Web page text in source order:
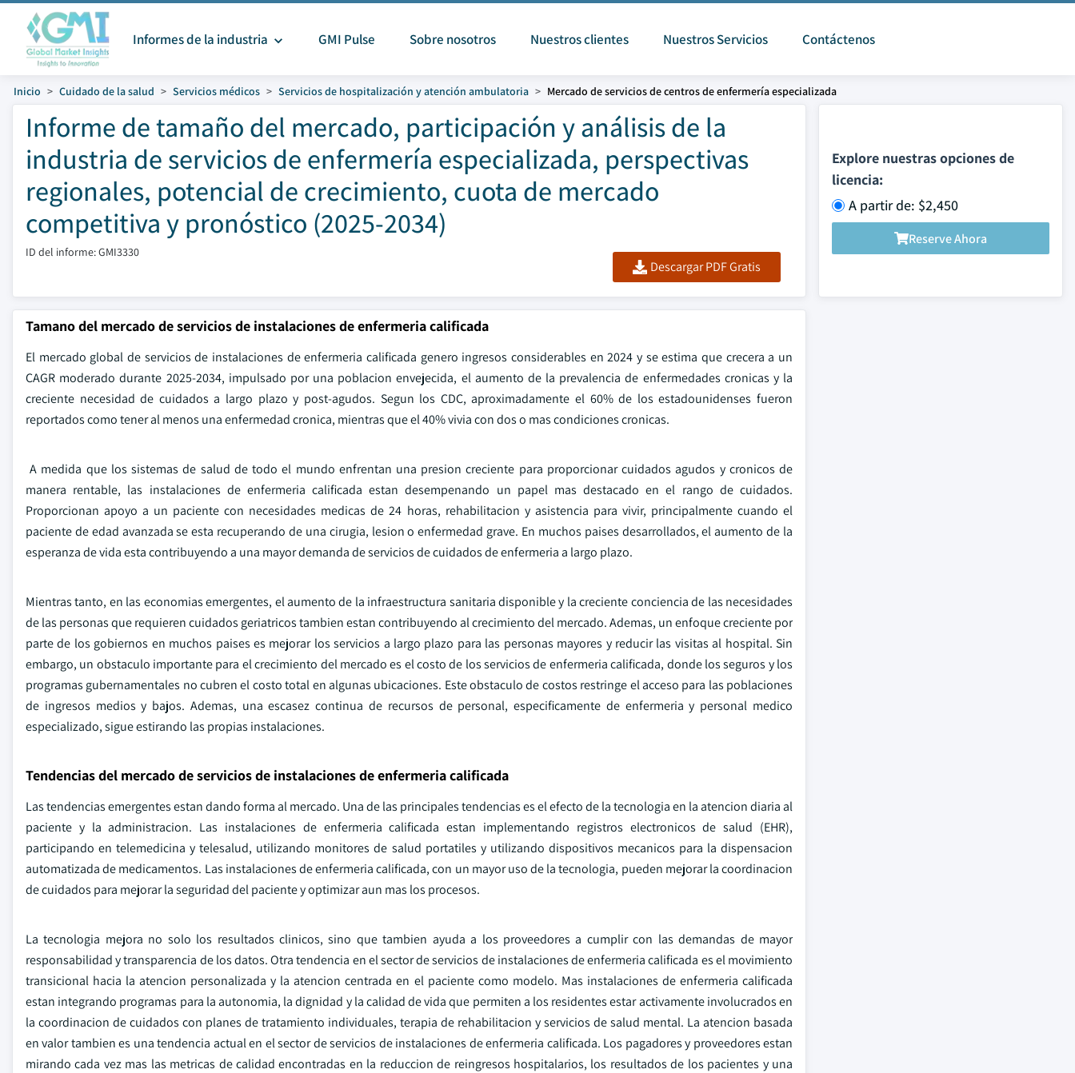
Informes de la industria GMI Pulse Sobre nosotros Nuestros clientes Nuestros Servicios Contáctenos
Inicio Cuidado de la salud Servicios médicos Servicios de hospitalización y atención ambulatoria Mercado de servicios de centros de enfermería especializada
Informe de tamaño del mercado, participación y análisis de la
industria de servicios de enfermería especializada, perspectivas
regionales, potencial de crecimiento, cuota de mercado
competitiva y pronóstico (2025-2034)
ID del informe: GMI3330
Descargar PDF Gratis
Explore nuestras opciones de
licencia:
A partir de: $2,450
Reserve Ahora
Tamano del mercado de servicios de instalaciones de enfermeria calificada
El mercado global de servicios de instalaciones de enfermeria calificada genero ingresos considerables en 2024 y se estima que crecera a un
CAGR moderado durante 2025-2034, impulsado por una poblacion envejecida, el aumento de la prevalencia de enfermedades cronicas y la
creciente necesidad de cuidados a largo plazo y post-agudos. Segun los CDC, aproximadamente el 60% de los estadounidenses fueron
reportados como tener al menos una enfermedad cronica, mientras que el 40% vivia con dos o mas condiciones cronicas.
A medida que los sistemas de salud de todo el mundo enfrentan una presion creciente para proporcionar cuidados agudos y cronicos de
manera rentable, las instalaciones de enfermeria calificada estan desempenando un papel mas destacado en el rango de cuidados.
Proporcionan apoyo a un paciente con necesidades medicas de 24 horas, rehabilitacion y asistencia para vivir, principalmente cuando el
paciente de edad avanzada se esta recuperando de una cirugia, lesion o enfermedad grave. En muchos paises desarrollados, el aumento de la
esperanza de vida esta contribuyendo a una mayor demanda de servicios de cuidados de enfermeria a largo plazo.
Mientras tanto, en las economias emergentes, el aumento de la infraestructura sanitaria disponible y la creciente conciencia de las necesidades
de las personas que requieren cuidados geriatricos tambien estan contribuyendo al crecimiento del mercado. Ademas, un enfoque creciente por
parte de los gobiernos en muchos paises es mejorar los servicios a largo plazo para las personas mayores y reducir las visitas al hospital. Sin
embargo, un obstaculo importante para el crecimiento del mercado es el costo de los servicios de enfermeria calificada, donde los seguros y los
programas gubernamentales no cubren el costo total en algunas ubicaciones. Este obstaculo de costos restringe el acceso para las poblaciones
de ingresos medios y bajos. Ademas, una escasez continua de recursos de personal, especificamente de enfermeria y personal medico
especializado, sigue estirando las propias instalaciones.
Tendencias del mercado de servicios de instalaciones de enfermeria calificada
Las tendencias emergentes estan dando forma al mercado. Una de las principales tendencias es el efecto de la tecnologia en la atencion diaria al
paciente y la administracion. Las instalaciones de enfermeria calificada estan implementando registros electronicos de salud (EHR),
participando en telemedicina y telesalud, utilizando monitores de salud portatiles y utilizando dispositivos mecanicos para la dispensacion
automatizada de medicamentos. Las instalaciones de enfermeria calificada, con un mayor uso de la tecnologia, pueden mejorar la coordinacion
de cuidados para mejorar la seguridad del paciente y optimizar aun mas los procesos.
La tecnologia mejora no solo los resultados clinicos, sino que tambien ayuda a los proveedores a cumplir con las demandas de mayor
responsabilidad y transparencia de los datos. Otra tendencia en el sector de servicios de instalaciones de enfermeria calificada es el movimiento
transicional hacia la atencion personalizada y la atencion centrada en el paciente como modelo. Mas instalaciones de enfermeria calificada
estan integrando programas para la autonomia, la dignidad y la calidad de vida que permiten a los residentes estar activamente involucrados en
la coordinacion de cuidados con planes de tratamiento individuales, terapia de rehabilitacion y servicios de salud mental. La atencion basada
en valor tambien es una tendencia actual en el sector de servicios de instalaciones de enfermeria calificada. Los pagadores y proveedores estan
mirando cada vez mas las metricas de calidad encontradas en la reduccion de reingresos hospitalarios, los resultados de los pacientes y una